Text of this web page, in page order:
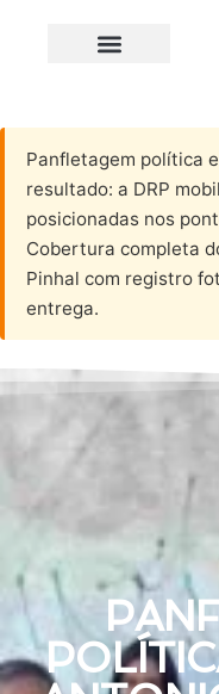
Panfletagem política
resultado: a DRP
posicionadas nos
Cobertura completa
Pinhal com registro
entrega.